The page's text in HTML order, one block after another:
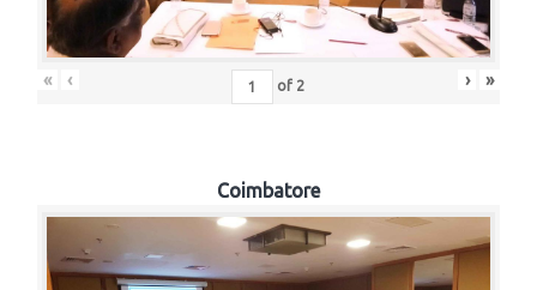
« ‹ of 2 › »
Coimbatore